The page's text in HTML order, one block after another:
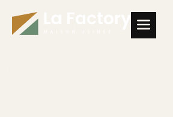
Maison
Maison
Bois-des-filion